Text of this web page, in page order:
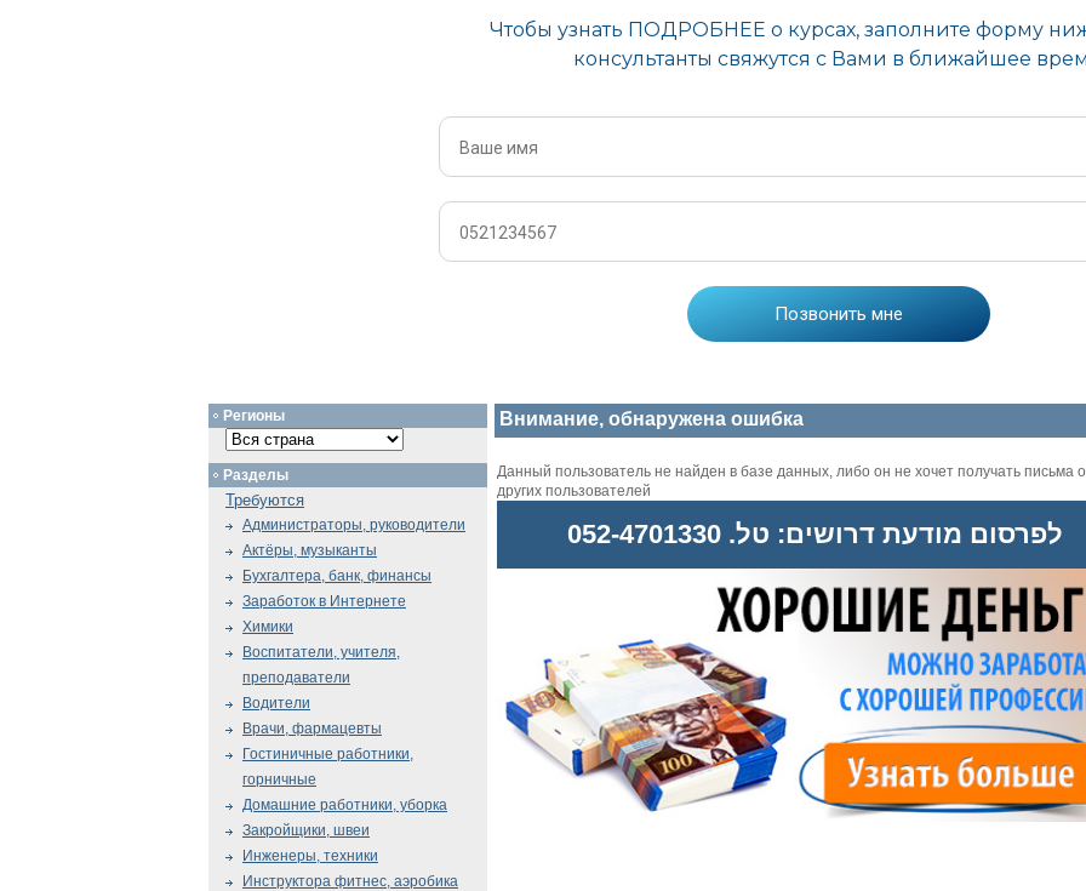
Внимание, обнаружена ошибка
Данный пользователь не найден в базе данных, либо он не хочет получать письма
других пользователей
לפרסום מודעת דרושים: טל. 052-4701330
Регионы
Разделы
Требуются
Администраторы, руководители
Актёры, музыканты
Бухгалтера, банк, финансы
Заработок в Интернете
Химики
Воспитатели, учителя,
преподаватели
Водители
Врачи, фармацевты
Гостиничные работники,
горничные
Домашние работники, уборка
Закройщики, швеи
Инженеры, техники
Инструктора фитнес, аэробика